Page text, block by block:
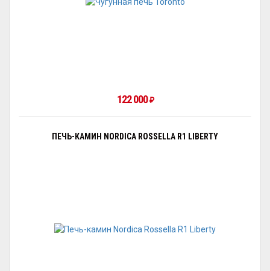
122 000₽
ПЕЧЬ-КАМИН NORDICA ROSSELLA R1 LIBERTY